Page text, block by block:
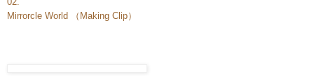
Mirrorcle World （Making Clip）